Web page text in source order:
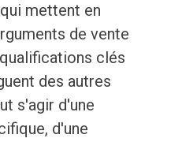
mettent en
de vente
clés
des autres
s'agir d'une
d'une